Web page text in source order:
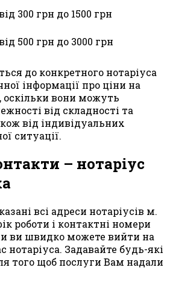
300 грн до 1500 грн
500 грн до 3000 грн
до конкретного нотаріуса
інформації про ціни на
оскільки вони можуть
від складності та
від індивідуальних
ситуації.
– нотаріус
всі адреси нотаріусів м.
роботи і контактні номери
ви швидко можете вийти на
нотаріуса. Задавайте будь-які
того щоб послуги Вам надали